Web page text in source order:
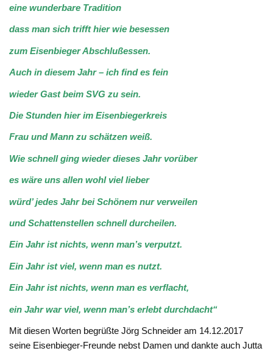
eine wunderbare Tradition
dass man sich trifft hier wie besessen
zum Eisenbieger Abschlußessen.
Auch in diesem Jahr – ich find es fein
wieder Gast beim SVG zu sein.
Die Stunden hier im Eisenbiegerkreis
Frau und Mann zu schätzen weiß.
Wie schnell ging wieder dieses Jahr vorüber
es wäre uns allen wohl viel lieber
würd’ jedes Jahr bei Schönem nur verweilen
und Schattenstellen schnell durcheilen.
Ein Jahr ist nichts, wenn man’s verputzt.
Ein Jahr ist viel, wenn man es nutzt.
Ein Jahr ist nichts, wenn man es verflacht,
ein Jahr war viel, wenn man’s erlebt durchdacht“
Mit diesen Worten begrüßte Jörg Schneider am 14.12.2017
seine Eisenbieger-Freunde nebst Damen und dankte auch Jutta